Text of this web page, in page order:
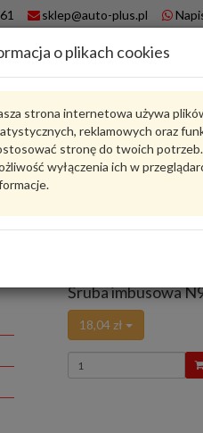
sklep@auto-plus.pl
o plikach cookies
strona internetowa używa
reklamowych oraz
stronę do twoich potrzeb.
wyłączenia ich w
Karta
VAG - produkt oryginalny
Śruba imbusowa
18,04 zł
Wprowadź
ilość